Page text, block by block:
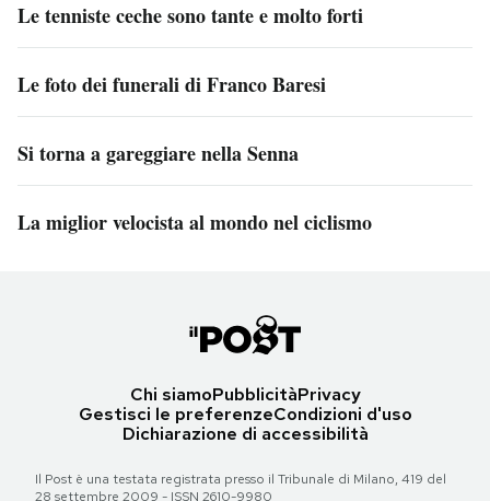
Le tenniste ceche sono tante e molto forti
Le foto dei funerali di Franco Baresi
Si torna a gareggiare nella Senna
La miglior velocista al mondo nel ciclismo
Chi siamoPubblicitàPrivacy
Gestisci le preferenzeCondizioni d'uso
Dichiarazione di accessibilità
Il Post è una testata registrata presso il Tribunale di Milano, 419 del
28 settembre 2009 - ISSN 2610-9980